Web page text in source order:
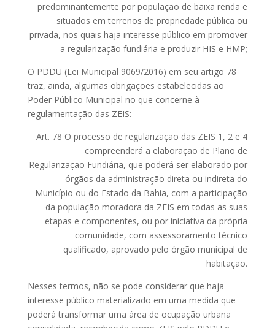
predominantemente por população de baixa renda e
situados em terrenos de propriedade pública ou
privada, nos quais haja interesse público em promover
a regularização fundiária e produzir HIS e HMP;
O PDDU (Lei Municipal 9069/2016) em seu artigo 78
traz, ainda, algumas obrigações estabelecidas ao
Poder Público Municipal no que concerne à
regulamentação das ZEIS:
Art. 78 O processo de regularização das ZEIS 1, 2 e 4
compreenderá a elaboração de Plano de
Regularização Fundiária, que poderá ser elaborado por
órgãos da administração direta ou indireta do
Município ou do Estado da Bahia, com a participação
da população moradora da ZEIS em todas as suas
etapas e componentes, ou por iniciativa da própria
comunidade, com assessoramento técnico
qualificado, aprovado pelo órgão municipal de
habitação.
Nesses termos, não se pode considerar que haja
interesse público materializado em uma medida que
poderá transformar uma área de ocupação urbana